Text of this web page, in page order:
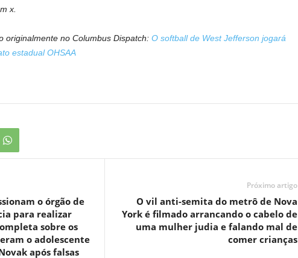
x.
originalmente no Columbus Dispatch: O softball de West Jefferson jogará
estadual OHSAA
o órgão de
para realizar
sobre os
o adolescente
após falsas
Próximo artigo
O vil anti-semita do metrô de Nova
York é filmado arrancando o cabelo de
uma mulher judia e falando mal de
comer crianças